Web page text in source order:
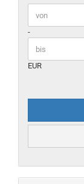
Preis bis
-
EUR